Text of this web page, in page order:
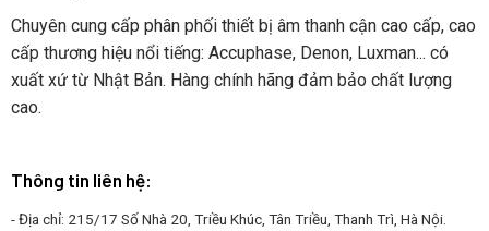
Chuyên cung cấp phân phối thiết bị âm thanh cận cao cấp, cao
cấp thương hiệu nổi tiếng: Accuphase, Denon, Luxman... có
xuất xứ từ Nhật Bản. Hàng chính hãng đảm bảo chất lượng
cao.
Thông tin liên hệ:
- Địa chỉ: 215/17 Số Nhà 20, Triều Khúc, Tân Triều, Thanh Trì, Hà Nội.